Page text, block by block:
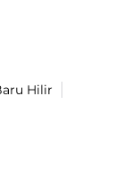
Hilir